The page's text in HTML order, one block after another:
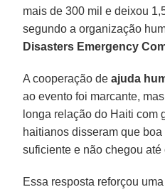
mais de 300 mil e deixou
segundo a organização
Disasters Emergency
A cooperação deajuda
ao evento foi marcante,
longa relação do Haiti com
haitianos disseram que
suficiente e não chegou até
Essa resposta reforçou